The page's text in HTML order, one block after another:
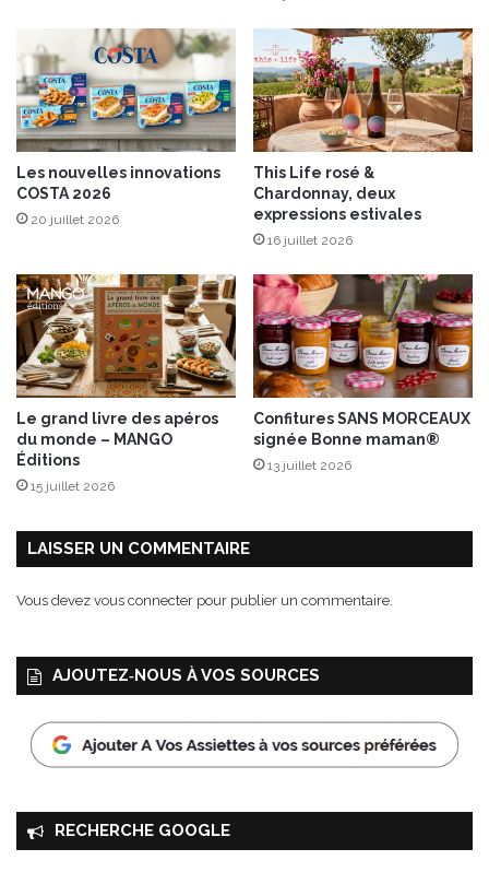
u
r
é
p
a
r
J
e
D
u
b
o
s
®
s
Les nouvelles innovations
COSTA 2026
20 juillet 2026
This Life rosé &
Chardonnay, deux
expressions estivales
16 juillet 2026
Le grand livre des apéros
du monde – MANGO
Éditions
15 juillet 2026
Confitures SANS MORCEAUX
signée Bonne maman®
13 juillet 2026
LAISSER UN COMMENTAIRE
Vous devez vous connecter pour publier un commentaire.
AJOUTEZ‑NOUS À VOS SOURCES
RECHERCHE GOOGLE